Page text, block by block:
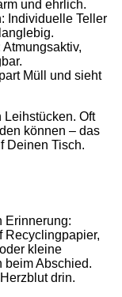
und ehrlich.
Individuelle Teller
Müll und sieht
Leihstücken. Oft
können – das
Deinen Tisch.
Erinnerung:
Recyclingpapier,
kleine
beim Abschied.
drin.